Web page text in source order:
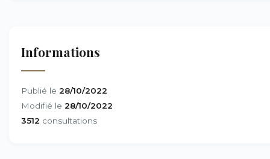
Informations
Publié le 28/10/2022
Modifié le 28/10/2022
3512 consultations